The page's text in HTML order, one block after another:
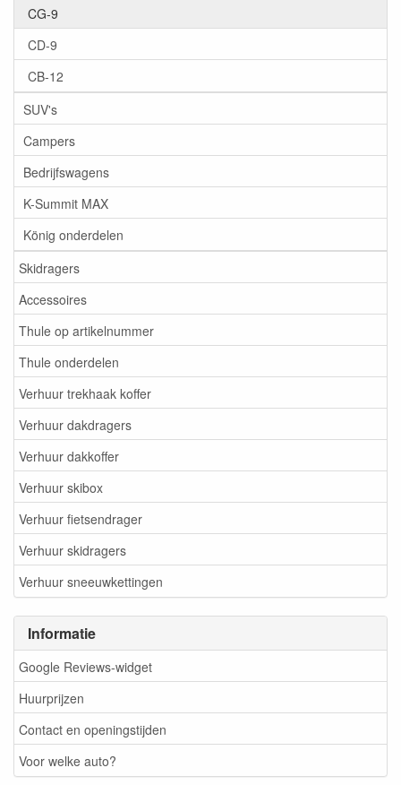
CG-9
CD-9
CB-12
SUV's
Campers
Bedrijfswagens
K-Summit MAX
König onderdelen
Skidragers
Accessoires
Thule op artikelnummer
Thule onderdelen
Verhuur trekhaak koffer
Verhuur dakdragers
Verhuur dakkoffer
Verhuur skibox
Verhuur fietsendrager
Verhuur skidragers
Verhuur sneeuwkettingen
Informatie
Google Reviews-widget
Huurprijzen
Contact en openingstijden
Voor welke auto?